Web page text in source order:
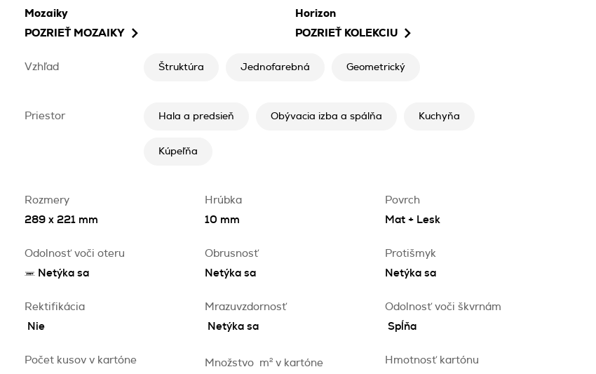
Mozaiky
POZRIEŤMOZAIKY
Horizon
POZRIEŤ KOLEKCIU
Vzhľad Štruktúra Jednofarebná Geometrický
Priestor Hala a predsieň Obývacia izba a spálňa Kuchyňa
Kúpeľňa
Rozmery
289 x 221 mm
Hrúbka
10 mm
Povrch
Mat + Lesk
Odolnosť voči oteru
Netýka sa
Obrusnosť
Netýka sa
Protišmyk
Netýka sa
Rektifikácia
Nie
Mrazuvzdornosť
Netýka sa
Odolnosť voči škvrnám
Spĺňa
Počet kusov v kartóne
Množstvo m2 v kartóne
Hmotnosť kartónu